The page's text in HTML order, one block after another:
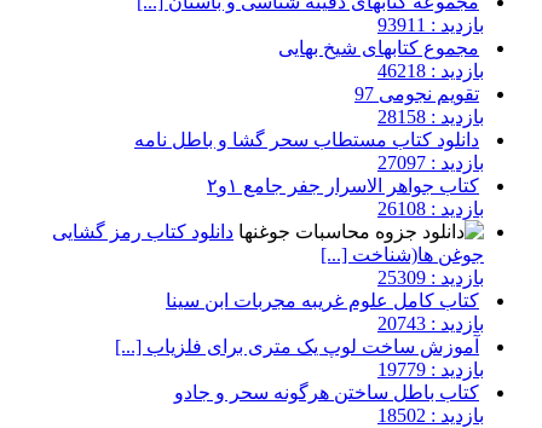
بازدید : 93911
مجموع کتابهای شیخ بهایی
بازدید : 46218
تقویم نجومی 97
بازدید : 28158
دانلود کتاب مستطاب سحر گشا و باطل نامه
بازدید : 27097
کتاب جواهر الاسرار جفر جامع ۱و۲
بازدید : 26108
دانلود کتاب رمز گشایی
جوغن ها(شناخت [...]
بازدید : 25309
کتاب کامل علوم غریبه مجربات ابن سینا
بازدید : 20743
آموزش ساخت لوپ یک متری برای فلزیاب [...]
بازدید : 19779
کتاب باطل ساختن هرگونه سحر و جادو
بازدید : 18502